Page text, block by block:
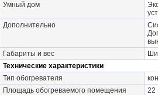
Умный дом
Дополнительно
Габариты и вес
Технические характеристики
Тип обогревателя
Площадь обогреваемого помещения
22